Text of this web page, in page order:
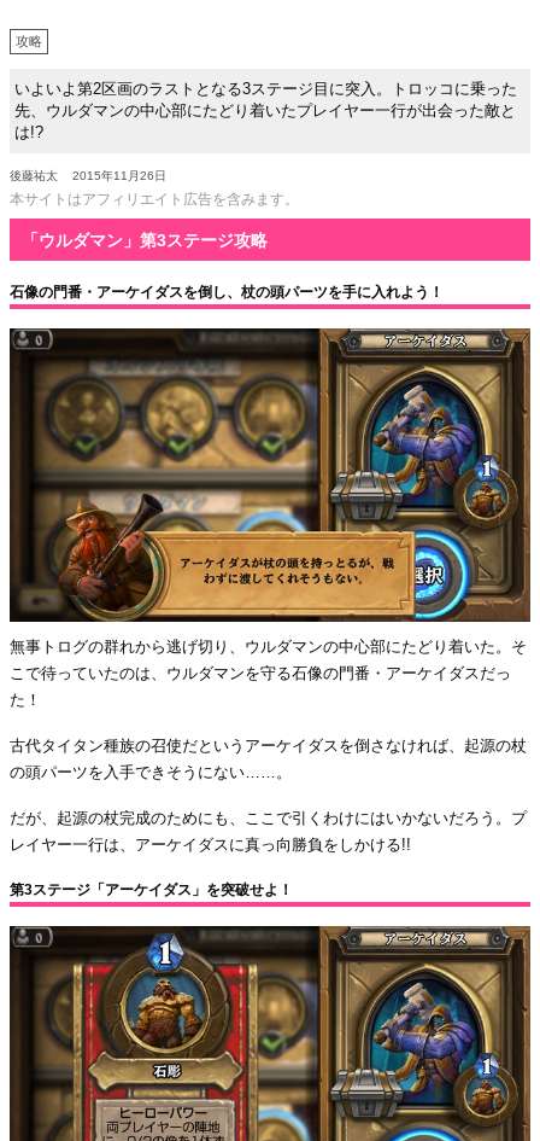
攻略
いよいよ第2区画のラストとなる3ステージ目に突入。トロッコに乗った
先、ウルダマンの中心部にたどり着いたプレイヤー一行が出会った敵と
は!?
後藤祐太 2015年11月26日
本サイトはアフィリエイト広告を含みます。
「ウルダマン」第3ステージ攻略
石像の門番・アーケイダスを倒し、杖の頭パーツを手に入れよう！
無事トログの群れから逃げ切り、ウルダマンの中心部にたどり着いた。そ
こで待っていたのは、ウルダマンを守る石像の門番・アーケイダスだっ
た！
古代タイタン種族の召使だというアーケイダスを倒さなければ、起源の杖
の頭パーツを入手できそうにない……。
だが、起源の杖完成のためにも、ここで引くわけにはいかないだろう。プ
レイヤー一行は、アーケイダスに真っ向勝負をしかける!!
第3ステージ「アーケイダス」を突破せよ！